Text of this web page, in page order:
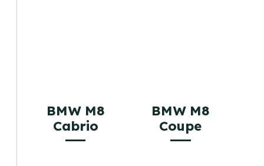
BMW M8
Cabrio
BMW M8
Coupe